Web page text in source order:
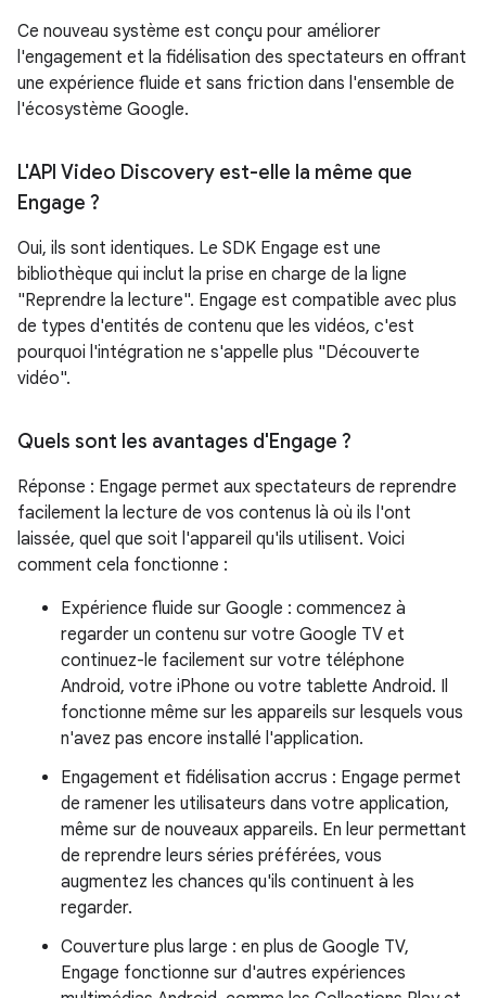
Ce nouveau système est conçu pour améliorer
l'engagement et la fidélisation des spectateurs en offrant
une expérience fluide et sans friction dans l'ensemble de
l'écosystème Google.
L'API Video Discovery est-elle la même que
Engage ?
Oui, ils sont identiques. Le SDK Engage est une
bibliothèque qui inclut la prise en charge de la ligne
"Reprendre la lecture". Engage est compatible avec plus
de types d'entités de contenu que les vidéos, c'est
pourquoi l'intégration ne s'appelle plus "Découverte
vidéo".
Quels sont les avantages d'Engage ?
Réponse : Engage permet aux spectateurs de reprendre
facilement la lecture de vos contenus là où ils l'ont
laissée, quel que soit l'appareil qu'ils utilisent. Voici
comment cela fonctionne :
Expérience fluide sur Google : commencez à
regarder un contenu sur votre Google TV et
continuez-le facilement sur votre téléphone
Android, votre iPhone ou votre tablette Android. Il
fonctionne même sur les appareils sur lesquels vous
n'avez pas encore installé l'application.
Engagement et fidélisation accrus : Engage permet
de ramener les utilisateurs dans votre application,
même sur de nouveaux appareils. En leur permettant
de reprendre leurs séries préférées, vous
augmentez les chances qu'ils continuent à les
regarder.
Couverture plus large : en plus de Google TV,
Engage fonctionne sur d'autres expériences